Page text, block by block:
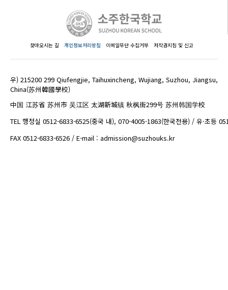
찾아오시는 길 개인정보처리방침 이메일무단 수집거부 저작권지침 및 신고
우) 215200 299 Qiufengjie, Taihuxincheng, Wujiang, Suzhou, Jiangsu,
China(苏州韓國學校)
中国 江苏省 苏州市 吴江区 太湖新城镇 秋枫街299号 苏州韩国学校
TEL 행정실 0512-6833-6525(중국 내), 070-4005-1863(한국전용) / 유·초등
FAX 0512-6833-6526 / E-mail : admission@suzhouks.kr